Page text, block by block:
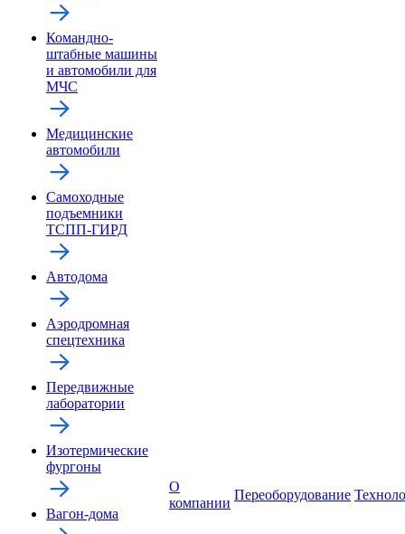
Командно-
штабные машины
и автомобили для
МЧС
Медицинские
автомобили
Самоходные
подъемники
ТСПП-ГИРД
Автодома
Аэродромная
спецтехника
Передвижные
лаборатории
Изотермические
фургоны
Вагон-дома
О
компании
Переоборудование